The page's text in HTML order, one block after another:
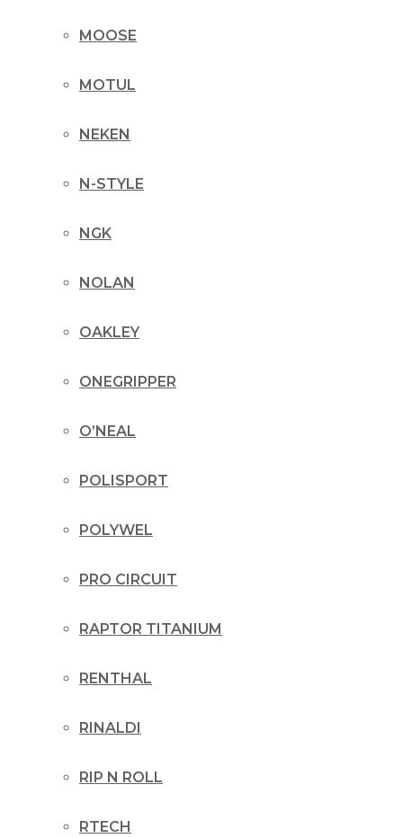
MOOSE
MOTUL
NEKEN
N-STYLE
NGK
NOLAN
OAKLEY
ONEGRIPPER
O’NEAL
POLISPORT
POLYWEL
PRO CIRCUIT
RAPTOR TITANIUM
RENTHAL
RINALDI
RIP N ROLL
RTECH